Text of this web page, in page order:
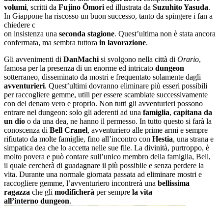
volumi, scritti da Fujino Ōmori ed illustrata da Suzuhito Yasuda.
In Giappone ha riscosso un buon successo, tanto da spingere i fan a
chiedere c
on insistenza una seconda stagione. Quest’ultima non è stata ancora
confermata, ma sembra tuttora in lavorazione.
Gli avvenimenti di DanMachi si svolgono nella città di Orario,
famosa per la presenza di un enorme ed intricato dungeon
sotterraneo, disseminato da mostri e frequentato solamente dagli
avventurieri. Quest’ultimi dovranno eliminare più esseri possibili
per raccogliere gemme, utili per essere scambiate successivamente
con del denaro vero e proprio. Non tutti gli avventurieri possono
entrare nel dungeon: solo gli aderenti ad una famiglia, capitana da
un dio o da una dea, ne hanno il permesso. In tutto questo si farà la
conoscenza di Bell Cranel, avventuriero alle prime armi e sempre
rifiutato da molte famiglie, fino all’incontro con Hestia, una strana e
simpatica dea che lo accetta nelle sue file. La divinità, purtroppo, è
molto povera e può contare sull’unico membro della famiglia, Bell,
il quale cercherà di guadagnare il più possibile e senza perdere la
vita. Durante una normale giornata passata ad eliminare mostri e
raccogliere gemme, l’avventuriero incontrerà una bellissima
ragazza che gli modificherà per sempre la vita
all’interno dungeon.